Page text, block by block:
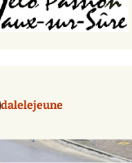
dalelejeune